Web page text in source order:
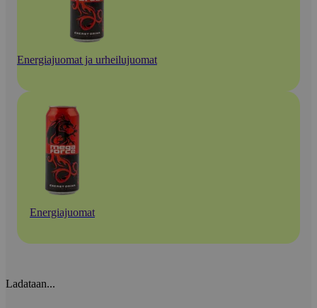
Energiajuomat ja urheilujuomat
Energiajuomat
Ladataan...